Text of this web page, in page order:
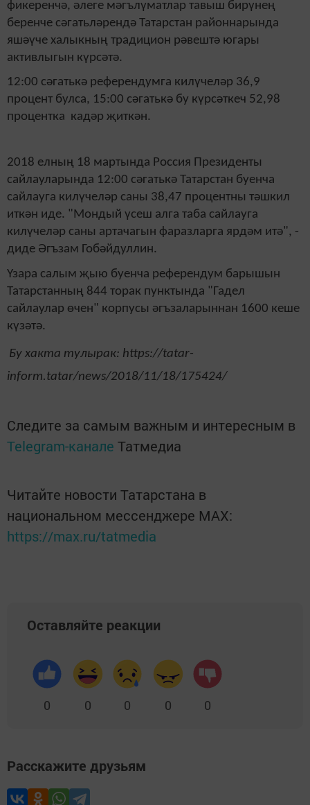
фикеренчә, әлеге мәгълүматлар тавыш бирүнең
беренче сәгатьләрендә Татарстан районнарында
яшәүче халыкның традицион рәвештә югары
активлыгын күрсәтә.
12:00 сәгатькә референдумга килүчеләр 36,9
процент булса, 15:00 сәгатькә бу күрсәткеч 52,98
процентка кадәр җиткән.
2018 елның 18 мартында Россия Президенты
сайлауларында 12:00 сәгатькә Татарстан буенча
сайлауга килүчеләр саны 38,47 процентны тәшкил
иткән иде. "Мондый үсеш алга таба сайлауга
килүчеләр саны артачагын фаразларга ярдәм итә", -
диде Әгъзам Гобәйдуллин.
Үзара салым җыю буенча референдум барышын
Татарстанның 844 торак пунктында "Гадел
сайлаулар өчен" корпусы әгъзаларыннан 1600 кеше
күзәтә.
Бу хакта тулырак: https://tatar-
inform.tatar/news/2018/11/18/175424/
Следите за самым важным и интересным в
Telegram-канале Татмедиа
Читайте новости Татарстана в
национальном мессенджере MАХ:
https://max.ru/tatmedia
Оставляйте реакции
0 0 0 0 0
Расскажите друзьям